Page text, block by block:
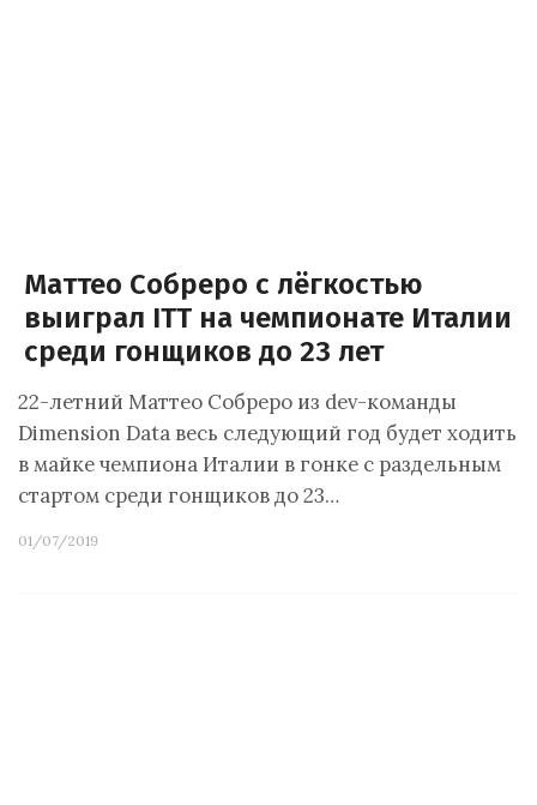
Маттео Собреро с лёгкостью
выиграл ITT на чемпионате Италии
среди гонщиков до 23 лет
22-летний Маттео Собреро из dev-команды
Dimension Data весь следующий год будет ходить
в майке чемпиона Италии в гонке с раздельным
стартом среди гонщиков до 23…
01/07/2019